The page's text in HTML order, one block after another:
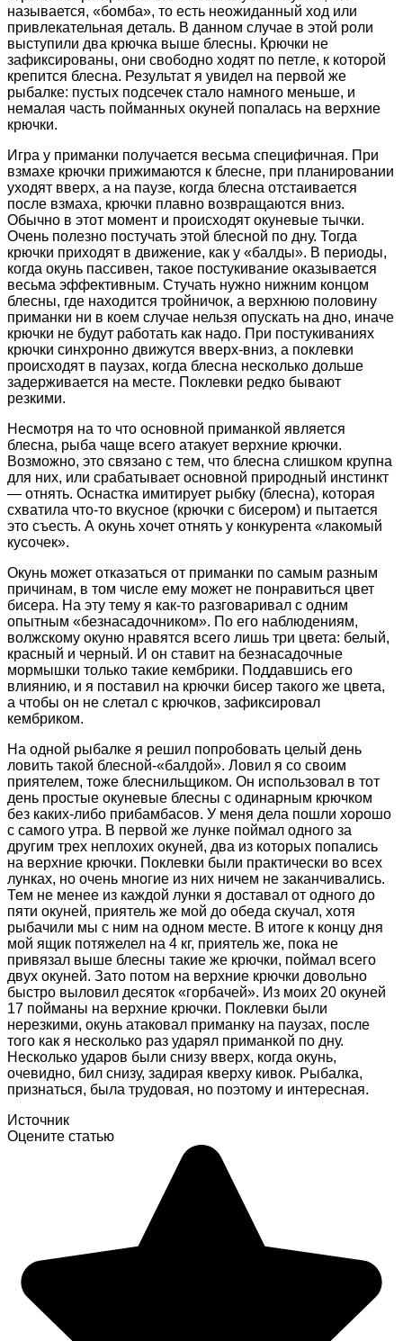
называется, «бомба», то есть неожиданный ход или
привлекательная деталь. В данном случае в этой роли
выступили два крючка выше блесны. Крючки не
зафиксированы, они свободно ходят по петле, к которой
крепится блесна. Результат я увидел на первой же
рыбалке: пустых подсечек стало намного меньше, и
немалая часть пойманных окуней попалась на верхние
крючки.
Игра у приманки получается весьма специфичная. При
взмахе крючки прижимаются к блесне, при планировании
уходят вверх, а на паузе, когда блесна отстаивается
после взмаха, крючки плавно возвращаются вниз.
Обычно в этот момент и происходят окуневые тычки.
Очень полезно постучать этой блесной по дну. Тогда
крючки приходят в движение, как у «балды». В периоды,
когда окунь пассивен, такое постукивание оказывается
весьма эффективным. Стучать нужно нижним концом
блесны, где находится тройничок, а верхнюю половину
приманки ни в коем случае нельзя опускать на дно, иначе
крючки не будут работать как надо. При постукиваниях
крючки синхронно движутся вверх-вниз, а поклевки
происходят в паузах, когда блесна несколько дольше
задерживается на месте. Поклевки редко бывают
резкими.
Несмотря на то что основной приманкой является
блесна, рыба чаще всего атакует верхние крючки.
Возможно, это связано с тем, что блесна слишком крупна
для них, или срабатывает основной природный инстинкт
— отнять. Оснастка имитирует рыбку (блесна), которая
схватила что-то вкусное (крючки с бисером) и пытается
это съесть. А окунь хочет отнять у конкурента «лакомый
кусочек».
Окунь может отказаться от приманки по самым разным
причинам, в том числе ему может не понравиться цвет
бисера. На эту тему я как-то разговаривал с одним
опытным «безнасадочником». По его наблюдениям,
волжскому окуню нравятся всего лишь три цвета: белый,
красный и черный. И он ставит на безнасадочные
мормышки только такие кембрики. Поддавшись его
влиянию, и я поставил на крючки бисер такого же цвета,
а чтобы он не слетал с крючков, зафиксировал
кембриком.
На одной рыбалке я решил попробовать целый день
ловить такой блесной-«балдой». Ловил я со своим
приятелем, тоже блеснильщиком. Он использовал в тот
день простые окуневые блесны с одинарным крючком
без каких-либо прибамбасов. У меня дела пошли хорошо
с самого утра. В первой же лунке поймал одного за
другим трех неплохих окуней, два из которых попались
на верхние крючки. Поклевки были практически во всех
лунках, но очень многие из них ничем не заканчивались.
Тем не менее из каждой лунки я доставал от одного до
пяти окуней, приятель же мой до обеда скучал, хотя
рыбачили мы с ним на одном месте. В итоге к концу дня
мой ящик потяжелел на 4 кг, приятель же, пока не
привязал выше блесны такие же крючки, поймал всего
двух окуней. Зато потом на верхние крючки довольно
быстро выловил десяток «горбачей». Из моих 20 окуней
17 пойманы на верхние крючки. Поклевки были
нерезкими, окунь атаковал приманку на паузах, после
того как я несколько раз ударял приманкой по дну.
Несколько ударов были снизу вверх, когда окунь,
очевидно, бил снизу, задирая кверху кивок. Рыбалка,
признаться, была трудовая, но поэтому и интересная.
Источник
Оцените статью